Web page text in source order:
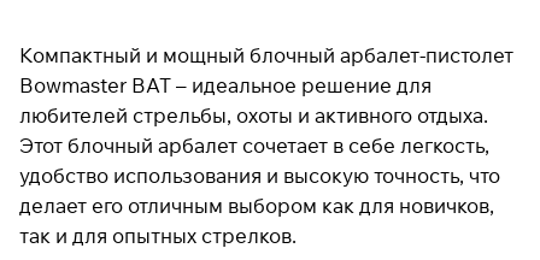
Компактный и мощный блочный арбалет-пистолет
Bowmaster BAT – идеальное решение для
любителей стрельбы, охоты и активного отдыха.
Этот блочный арбалет сочетает в себе легкость,
удобство использования и высокую точность, что
делает его отличным выбором как для новичков,
так и для опытных стрелков.
* При оплате черезПЛАЙТ
скидки по купонам не
применяются.